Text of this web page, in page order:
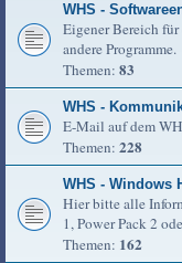
WHS -
Eigener Bereich
andere Programme.
Themen: 83
WHS -
E-Mail auf dem
Themen: 228
WHS - Windows
Hier bitte alle
1, Power Pack 2
Themen: 162